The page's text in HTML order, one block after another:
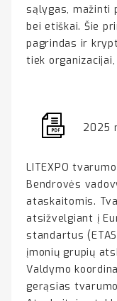
sąlygas, mažinti
bei etiškai. Šie
pagrindas ir
tiek
2025
LITEXPO
Bendrovės
ataskaitomis.
atsižvelgiant į
standartus
įmonių grupių
Valdymo
gerąsias